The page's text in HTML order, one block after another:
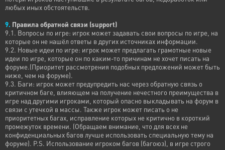
любых иных обстоятельств.
9. Правила обратной связи (support)
9.1. Вопросы по игре: игрок может задавать свои вопросы по игре, на
которые он не нашёл ответы в других источниках информации.
9.2. Новые идеи по игре: игрок может предлагать грамотные новые
идеи по игре, которые он по каким-то причинам не хочет писать на
форуме.(Приоритет рассмотрения подобных предложений может быть
ниже, чем на форуме).
9.3. Баги: игрок может предупредить нас через обратную связь о
критичном баге, влияющем на получение нечестного преимущества в
игре над другими игроками, который опасно выкладывать на форум в
связи с утечкой в массы. Также игрок может писать о не
приоритетных багах, исправление которых не критично в короткий
промежуток времени. (Обращаем внимание, что для всех не
конфиденциальных багов лучше использовать специальную тему на
форуме). P.S. Использование игроком багов (багоюз), в игре строго